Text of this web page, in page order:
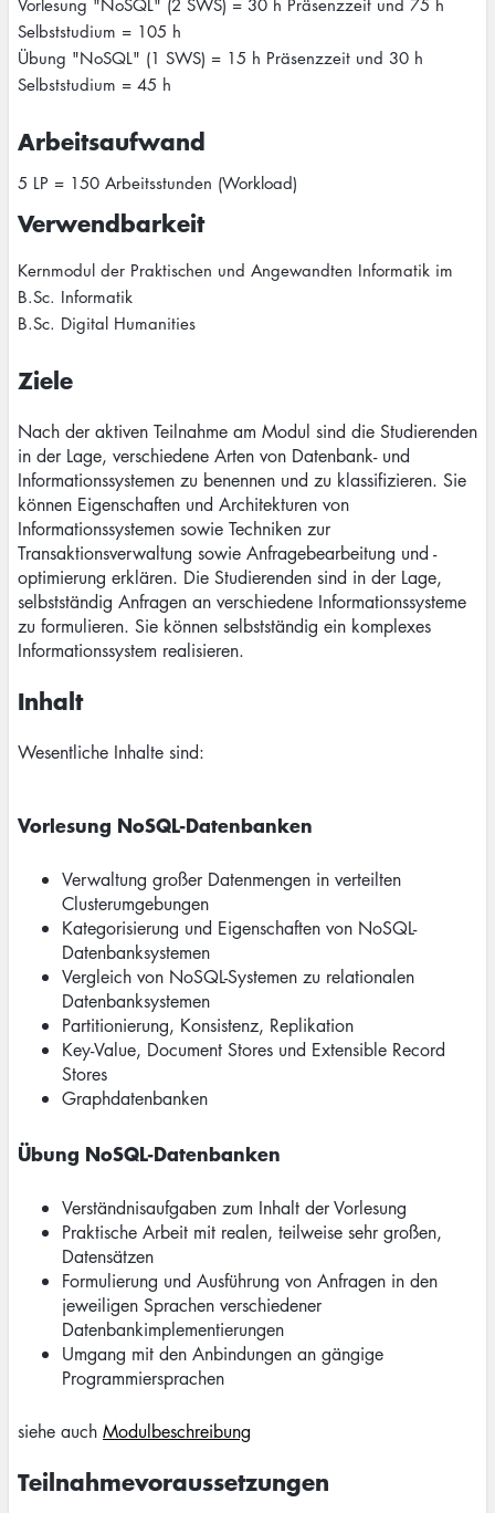
Vorlesung "NoSQL" (2 SWS) = 30 h Präsenzzeit und 75 h
Selbststudium = 105 h
Übung "NoSQL" (1 SWS) = 15 h Präsenzzeit und 30 h
Selbststudium = 45 h
Arbeitsaufwand
5 LP = 150 Arbeitsstunden (Workload)
Verwendbarkeit
Kernmodul der Praktischen und Angewandten Informatik im
B.Sc. Informatik
B.Sc. Digital Humanities
Ziele
Nach der aktiven Teilnahme am Modul sind die Studierenden
in der Lage, verschiedene Arten von Datenbank- und
Informationssystemen zu benennen und zu klassifizieren. Sie
können Eigenschaften und Architekturen von
Informationssystemen sowie Techniken zur
Transaktionsverwaltung sowie Anfragebearbeitung und -
optimierung erklären. Die Studierenden sind in der Lage,
selbstständig Anfragen an verschiedene Informationssysteme
zu formulieren. Sie können selbstständig ein komplexes
Informationssystem realisieren.
Inhalt
Wesentliche Inhalte sind:
Vorlesung NoSQL-Datenbanken
Verwaltung großer Datenmengen in verteilten
Clusterumgebungen
Kategorisierung und Eigenschaften von NoSQL-
Datenbanksystemen
Vergleich von NoSQL-Systemen zu relationalen
Datenbanksystemen
Partitionierung, Konsistenz, Replikation
Key-Value, Document Stores und Extensible Record
Stores
Graphdatenbanken
Übung NoSQL-Datenbanken
Verständnisaufgaben zum Inhalt der Vorlesung
Praktische Arbeit mit realen, teilweise sehr großen,
Datensätzen
Formulierung und Ausführung von Anfragen in den
jeweiligen Sprachen verschiedener
Datenbankimplementierungen
Umgang mit den Anbindungen an gängige
Programmiersprachen
siehe auch Modulbeschreibung
Teilnahmevoraussetzungen